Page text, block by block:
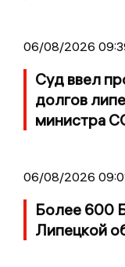
06/08/2026
Суд ввел
долгов
министра
06/08/2026
Более 600
Липецкой